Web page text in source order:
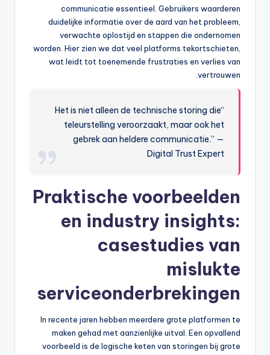
communicatie essentieel. Gebruikers waarderen
duidelijke informatie over de aard van het probleem,
verwachte oplostijd en stappen die ondernomen
worden. Hier zien we dat veel platforms tekortschieten,
wat leidt tot toenemende frustraties en verlies van
vertrouwen.
“Het is niet alleen de technische storing die
teleurstelling veroorzaakt, maar ook het
gebrek aan heldere communicatie.” —
Digital Trust Expert
Praktische voorbeelden
en industry insights:
casestudies van
mislukte
serviceonderbrekingen
In recente jaren hebben meerdere grote platformen te
maken gehad met aanzienlijke uitval. Een opvallend
voorbeeld is de logische keten van storingen bij grote